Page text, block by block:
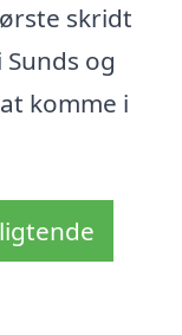
skridt
og
komme i